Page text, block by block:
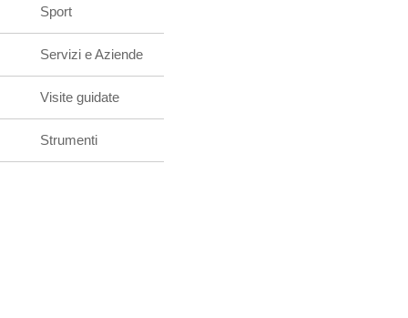
Sport
Servizi e Aziende
Visite guidate
Strumenti